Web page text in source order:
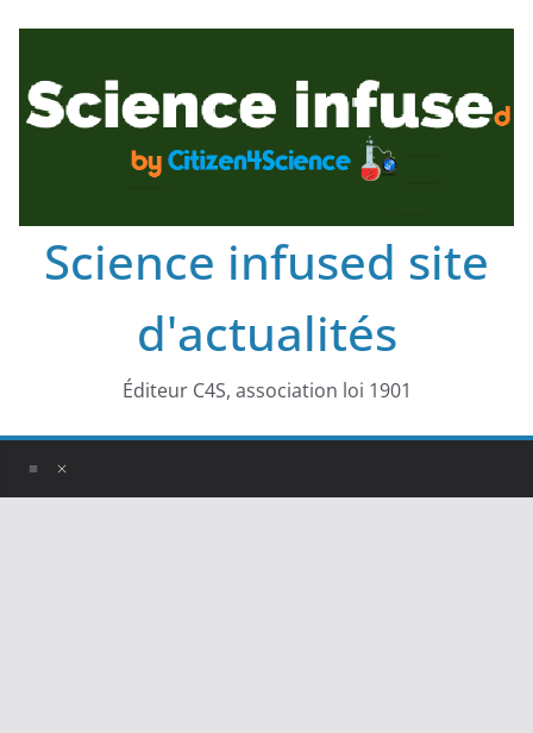
Science infused site
d'actualités
Éditeur C4S, association loi 1901